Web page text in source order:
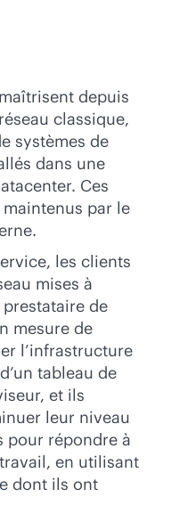
depuis
classique,
systèmes de
dans une
Ces
par le
, les clients
mises à
de
mesure de
l’infrastructure
tableau de
et ils
leur niveau
pour répondre à
en utilisant
dont ils ont